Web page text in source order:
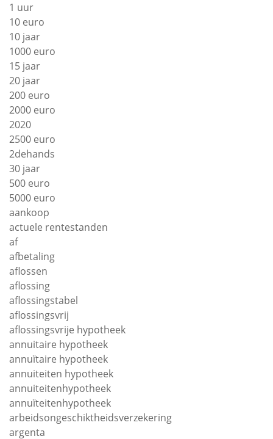
1 uur
10 euro
10 jaar
1000 euro
15 jaar
20 jaar
200 euro
2000 euro
2020
2500 euro
2dehands
30 jaar
500 euro
5000 euro
aankoop
actuele rentestanden
af
afbetaling
aflossen
aflossing
aflossingstabel
aflossingsvrij
aflossingsvrije hypotheek
annuitaire hypotheek
annuïtaire hypotheek
annuiteiten hypotheek
annuiteitenhypotheek
annuïteitenhypotheek
arbeidsongeschiktheidsverzekering
argenta